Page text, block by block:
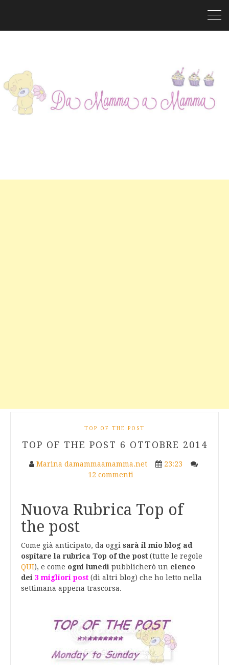
TOP OF THE POST
TOP OF THE POST 6 OTTOBRE 2014
Marina damammaamamma.net
23:23
12 commenti
Nuova Rubrica Top of
the post
Come già anticipato, da oggi sarà il mio blog ad
ospitare la rubrica Top of the post (tutte le regole
QUI), e come ogni lunedì pubblicherò un elenco
dei 3 migliori post (di altri blog) che ho letto nella
settimana appena trascorsa.